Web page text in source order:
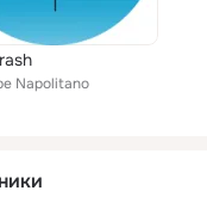
Napolitano